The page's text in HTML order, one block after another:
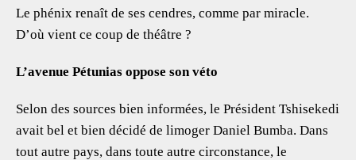
Le phénix renaît de ses cendres, comme par miracle.
D’où vient ce coup de théâtre ?
L’avenue Pétunias oppose son véto
Selon des sources bien informées, le Président Tshisekedi
avait bel et bien décidé de limoger Daniel Bumba. Dans
tout autre pays, dans toute autre circonstance, le